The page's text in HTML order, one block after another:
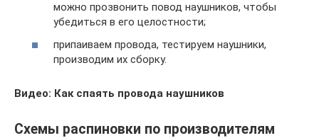
можно прозвонить повод наушников, чтобы
убедиться в его целостности;
припаиваем провода, тестируем наушники,
производим их сборку.
Видео: Как спаять провода наушников
Схемы распиновки по производителям